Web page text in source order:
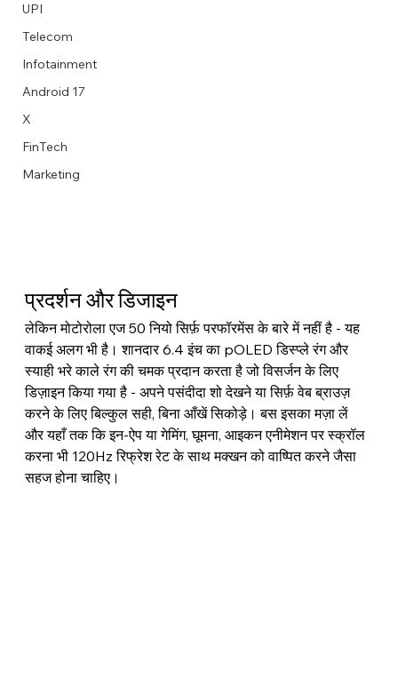
UPI
Telecom
Infotainment
Android 17
X
FinTech
Marketing
प्रदर्शन और डिजाइन
लेकिन मोटोरोला एज 50 नियो सिर्फ़ परफॉरमेंस के बारे में नहीं है - यह
वाकई अलग भी है। शानदार 6.4 इंच का pOLED डिस्प्ले रंग और
स्याही भरे काले रंग की चमक प्रदान करता है जो विसर्जन के लिए
डिज़ाइन किया गया है - अपने पसंदीदा शो देखने या सिर्फ़ वेब ब्राउज़
करने के लिए बिल्कुल सही, बिना आँखें सिकोड़े। बस इसका मज़ा लें
और यहाँ तक कि इन-ऐप या गेमिंग, घूमना, आइकन एनीमेशन पर स्क्रॉल
करना भी 120Hz रिफ्रेश रेट के साथ मक्खन को वाष्पित करने जैसा
सहज होना चाहिए।